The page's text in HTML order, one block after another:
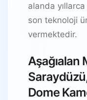
alanda
son teknoloji
vermektedir.
Aşağıalan
Dome